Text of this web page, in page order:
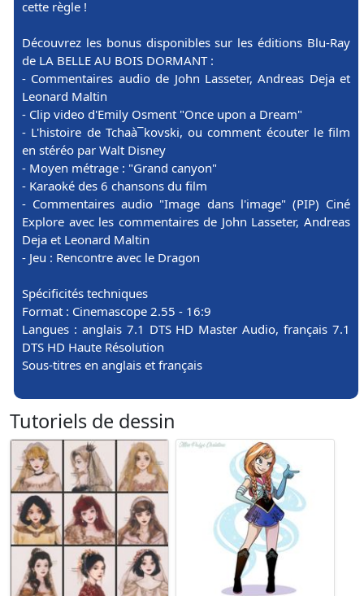
cette règle !
Découvrez les bonus disponibles sur les éditions Blu-Ray
de LA BELLE AU BOIS DORMANT :
- Commentaires audio de John Lasseter, Andreas Deja et
Leonard Maltin
- Clip video d'Emily Osment "Once upon a Dream"
- L'histoire de Tchaà¯kovski, ou comment écouter le film
en stéréo par Walt Disney
- Moyen métrage : "Grand canyon"
- Karaoké des 6 chansons du film
- Commentaires audio "Image dans l'image" (PIP) Ciné
Explore avec les commentaires de John Lasseter, Andreas
Deja et Leonard Maltin
- Jeu : Rencontre avec le Dragon
Spécificités techniques
Format : Cinemascope 2.55 - 16:9
Langues : anglais 7.1 DTS HD Master Audio, français 7.1
DTS HD Haute Résolution
Sous-titres en anglais et français
Tutoriels de dessin